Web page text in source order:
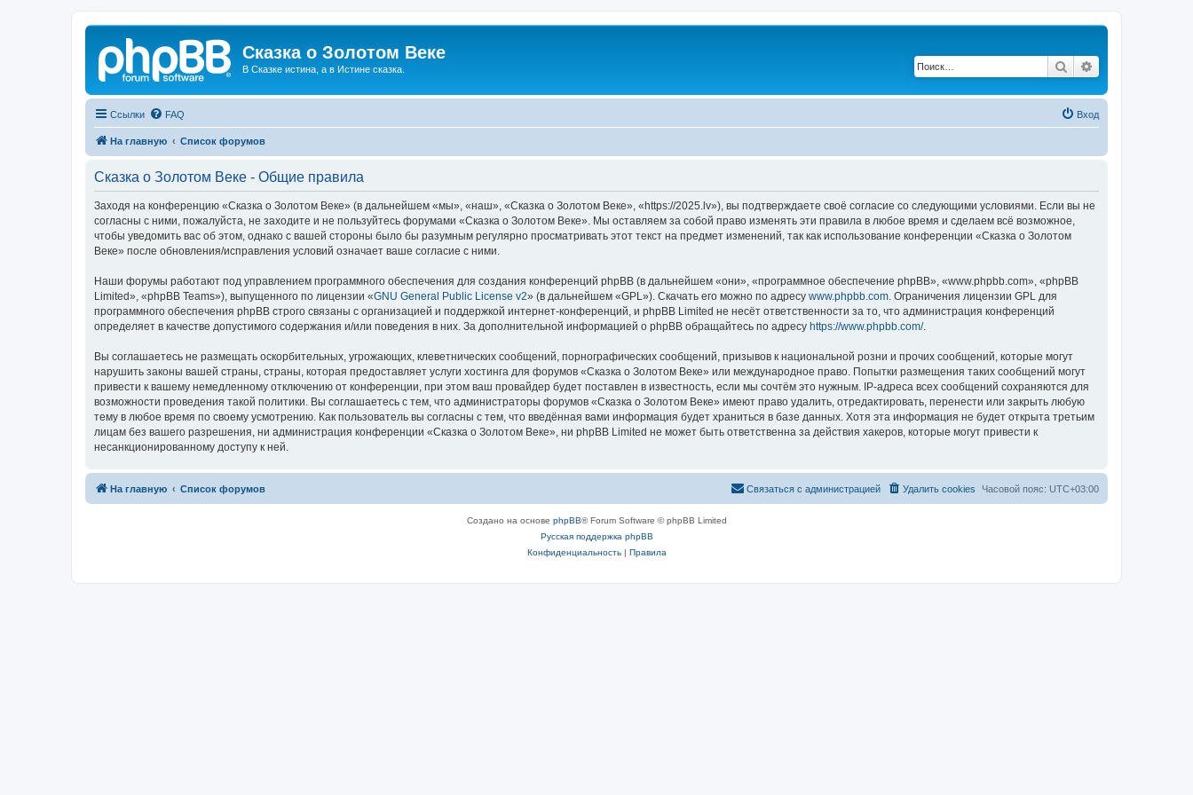
Сказка о Золотом Веке
В Сказке истина, а в Истине сказка. Поиск
Ссылки FAQ Вход
На главную Список форумов
Сказка о Золотом Веке - Общие правила
Заходя на конференцию «Сказка о Золотом Веке» (в дальнейшем «мы», «наш», «Сказка о Золотом Веке», «https://2025.lv»), вы подтверждаете своё согласие со следующими условиями. Если вы не
согласны с ними, пожалуйста, не заходите и не пользуйтесь форумами «Сказка о Золотом Веке». Мы оставляем за собой право изменять эти правила в любое время и сделаем всё возможное,
чтобы уведомить вас об этом, однако с вашей стороны было бы разумным регулярно просматривать этот текст на предмет изменений, так как использование конференции «Сказка о Золотом
Веке» после обновления/исправления условий означает ваше согласие с ними.
Наши форумы работают под управлением программного обеспечения для создания конференций phpBB (в дальнейшем «они», «программное обеспечение phpBB», «www.phpbb.com», «phpBB
Limited», «phpBB Teams»), выпущенного по лицензии «GNU General Public License v2» (в дальнейшем «GPL»). Скачать его можно по адресу www.phpbb.com . Ограничения лицензии GPL для
программного обеспечения phpBB строго связаны с организацией и поддержкой интернет-конференций, и phpBB Limited не несёт ответственности за то, что администрация конференций
определяет в качестве допустимого содержания и/или поведения в них. За дополнительной информацией о phpBB обращайтесь по адресу https://www.phpbb.com/.
Вы соглашаетесь не размещать оскорбительных, угрожающих, клеветнических сообщений, порнографических сообщений, призывов к национальной розни и прочих сообщений, которые могут
нарушить законы вашей страны, страны, которая предоставляет услуги хостинга для форумов «Сказка о Золотом Веке» или международное право. Попытки размещения таких сообщений могут
привести к вашему немедленному отключению от конференции, при этом ваш провайдер будет поставлен в известность, если мы сочтём это нужным. IP-адреса всех сообщений сохраняются для
возможности проведения такой политики. Вы соглашаетесь с тем, что администраторы форумов «Сказка о Золотом Веке» имеют право удалить, отредактировать, перенести или закрыть любую
тему в любое время по своему усмотрению. Как пользователь вы согласны с тем, что введённая вами информация будет храниться в базе данных. Хотя эта информация не будет открыта третьим
лицам без вашего разрешения, ни администрация конференции «Сказка о Золотом Веке», ни phpBB Limited не может быть ответственна за действия хакеров, которые могут привести к
несанкционированному доступу к ней.
На главную Список форумов Часовой пояс: UTC+03:00
Удалить cookies
Связаться с администрацией
Создано на основе phpBB® Forum Software © phpBB Limited
Русская поддержка phpBB
Конфиденциальность| Правила